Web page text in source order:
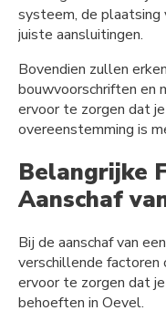
systeem, de plaatsing
juiste aansluitingen.
Bovendien zullen
bouwvoorschriften en
ervoor te zorgen dat
overeenstemming is
Belangrijke
Aanschaf
Bij de aanschaf van
verschillende factoren
ervoor te zorgen dat
behoeften in Oevel.